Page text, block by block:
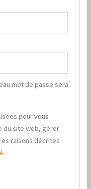
mot de passe sera
pour vous
du site web, gérer
raisons décrites
.